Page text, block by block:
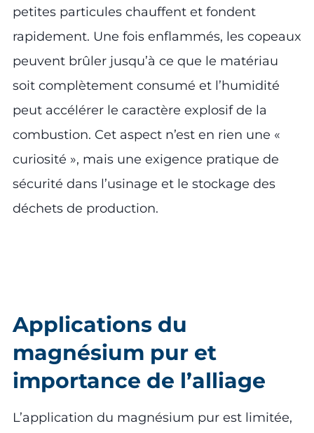
petites particules chauffent et fondent
rapidement. Une fois enflammés, les copeaux
peuvent brûler jusqu’à ce que le matériau
soit complètement consumé et l’humidité
peut accélérer le caractère explosif de la
combustion. Cet aspect n’est en rien une «
curiosité », mais une exigence pratique de
sécurité dans l’usinage et le stockage des
déchets de production.
Applications du
magnésium pur et
importance de l’alliage
L’application du magnésium pur est limitée,